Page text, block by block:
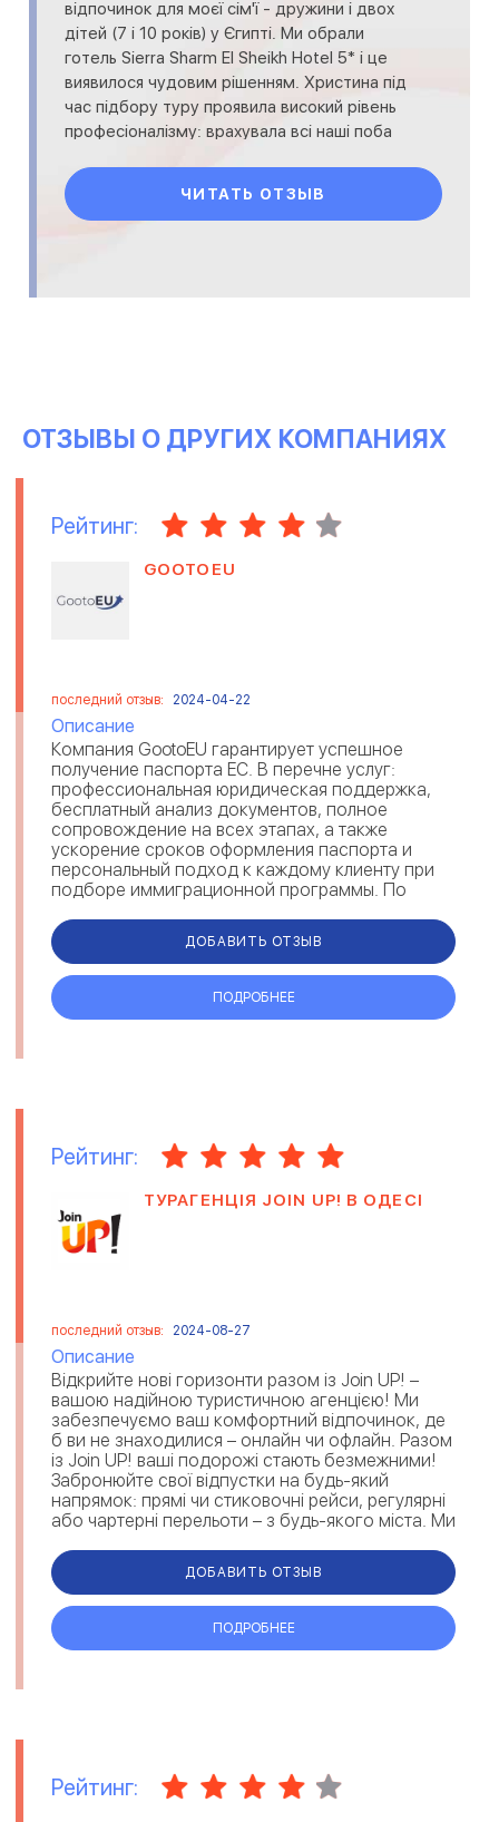
відпочинок для моєї сім'ї - дружини і двох
дітей (7 і 10 років) у Єгипті. Ми обрали
готель Sierra Sharm El Sheikh Hotel 5* і це
виявилося чудовим рішенням. Христина під
час підбору туру проявила високий рівень
професіоналізму: врахувала всі наші поба
ЧИТАТЬ ОТЗЫВ
ОТЗЫВЫ О ДРУГИХ КОМПАНИЯХ
Рейтинг:
GOOTOEU
последний отзыв: 2024-04-22
Описание
Компания GootoEU гарантирует успешное
получение паспорта ЕС. В перечне услуг:
профессиональная юридическая поддержка,
бесплатный анализ документов, полное
сопровождение на всех этапах, а также
ускорение сроков оформления паспорта и
персональный подход к каждому клиенту при
подборе иммиграционной программы. По
получения румы...
ДОБАВИТЬ ОТЗЫВ
ПОДРОБНЕЕ
Рейтинг:
ТУРАГЕНЦІЯ JOIN UP! В ОДЕСІ
последний отзыв: 2024-08-27
Описание
Відкрийте нові горизонти разом із Join UP! –
вашою надійною туристичною агенцією! Ми
забезпечуємо ваш комфортний відпочинок, де
б ви не знаходилися – онлайн чи офлайн. Разом
із Join UP! ваші подорожі стають безмежними!
Забронюйте свої відпустки на будь-який
напрямок: прямі чи стиковочні рейси, регулярні
або чартерні перельоти – з будь-якого міста. Ми
ДОБАВИТЬ ОТЗЫВ
ПОДРОБНЕЕ
Рейтинг: